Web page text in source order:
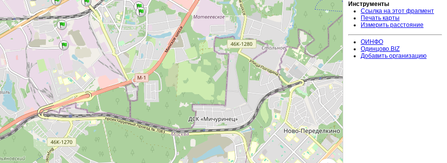
Инструменты
Ссылка на этот фрагмент
Печать карты
Измерить расстояние
ОИНФО
Одинцово.BIZ
Добавить организацию